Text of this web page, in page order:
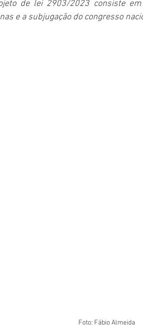
de lei 2903/2023 consiste
e a subjugação do congresso
Foto: Fábio Almeida